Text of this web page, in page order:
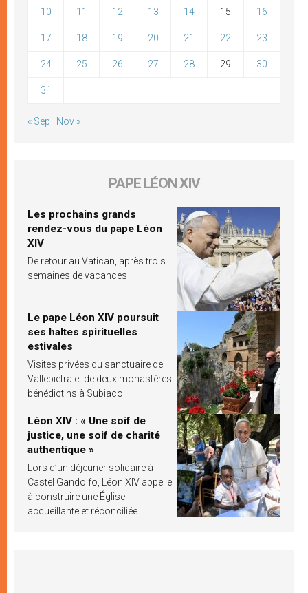
10 11 12 13 14 15 16
17 18 19 20 21 22 23
24 25 26 27 28 29 30
31
« Sep Nov »
PAPE LÉON XIV
Les prochains grands
rendez-vous du pape Léon
XIV
De retour au Vatican, après trois
semaines de vacances
Le pape Léon XIV poursuit
ses haltes spirituelles
estivales
Visites privées du sanctuaire de
Vallepietra et de deux monastères
bénédictins à Subiaco
Léon XIV : « Une soif de
justice, une soif de charité
authentique »
Lors d’un déjeuner solidaire à
Castel Gandolfo, Léon XIV appelle
à construire une Église
accueillante et réconciliée